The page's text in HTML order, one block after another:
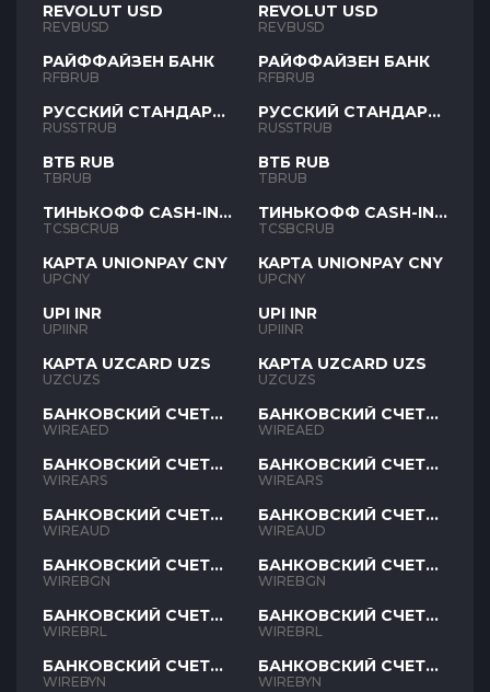
REVOLUT USD
REVBUSD
РАЙФФАЙЗЕН БАНК
RFBRUB
РУССКИЙ СТАНДАРТ
RUB
RUSSTRUB
ВТБ RUB
TBRUB
ТИНЬКОФФ CASH-IN
RUB
TCSBCRUB
КАРТА UNIONPAY CNY
UPCNY
UPI INR
UPIINR
КАРТА UZCARD UZS
UZCUZS
БАНКОВСКИЙ СЧЕТ
AED
WIREAED
БАНКОВСКИЙ СЧЕТ
ARS
WIREARS
БАНКОВСКИЙ СЧЕТ
AUD
WIREAUD
БАНКОВСКИЙ СЧЕТ
BGN
WIREBGN
БАНКОВСКИЙ СЧЕТ
BRL
WIREBRL
БАНКОВСКИЙ СЧЕТ
BYN
WIREBYN
REVOLUT USD
REVBUSD
РАЙФФАЙЗЕН БАНК
RFBRUB
РУССКИЙ СТАНДАРТ
RUB
RUSSTRUB
ВТБ RUB
TBRUB
ТИНЬКОФФ CASH-IN
RUB
TCSBCRUB
КАРТА UNIONPAY CNY
UPCNY
UPI INR
UPIINR
КАРТА UZCARD UZS
UZCUZS
БАНКОВСКИЙ СЧЕТ
AED
WIREAED
БАНКОВСКИЙ СЧЕТ
ARS
WIREARS
БАНКОВСКИЙ СЧЕТ
AUD
WIREAUD
БАНКОВСКИЙ СЧЕТ
BGN
WIREBGN
БАНКОВСКИЙ СЧЕТ
BRL
WIREBRL
БАНКОВСКИЙ СЧЕТ
BYN
WIREBYN